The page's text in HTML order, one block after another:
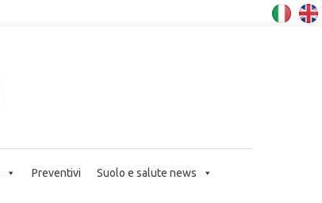
Preventivi Suolo e salute news